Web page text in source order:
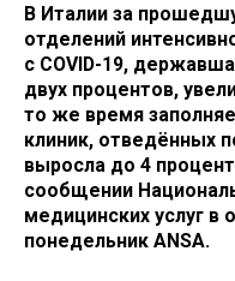
В Италии за
отделений
с COVID-19,
двух процентов,
то же время
клиник, отведённых
выросла до 4
сообщении
медицинских услуг в
понедельник ANSА.